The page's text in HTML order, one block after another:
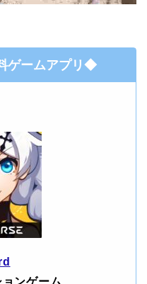
ゲームアプリ◆
ンゲーム